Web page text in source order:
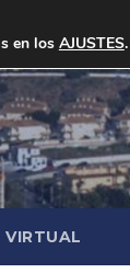
VIRTUAL
en los AJUSTES.